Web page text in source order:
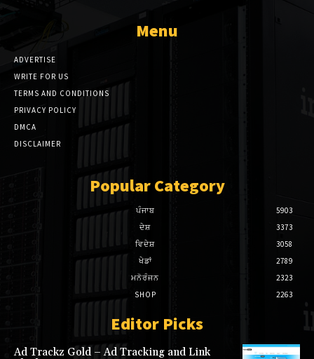
Menu
ADVERTISE
WRITE FOR US
TERMS AND CONDITIONS
PRIVACY POLICY
DMCA
DISCLAIMER
Popular Category
ਪੰਜਾਬ
5903
ਦੇਸ਼
3373
ਵਿਦੇਸ਼
3058
ਖੇਡਾਂ
2789
ਮਨੋਰੰਜਨ
2323
SHOP
2263
Editor Picks
Ad Trackz Gold – Ad Tracking and Link